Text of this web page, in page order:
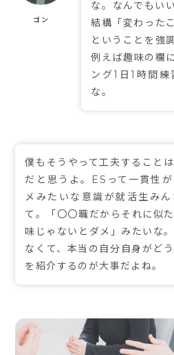
な。なんでもい
結構「変わった
ということを強
例えば趣味の欄
ング1日1時間
な。
僕もそうやって工夫すること
だと思うよ。ESって一貫性
メみたいな意識が就活生みん
て。「〇〇職だからそれに似
味じゃないとダメ」みたいな
なくて、本当の自分自身がど
を紹介するのが大事だよね。